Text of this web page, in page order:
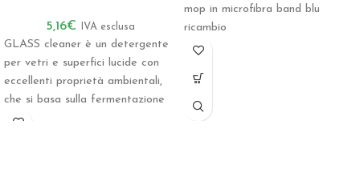
5,16€ IVA esclusa
GLASS cleaner è un detergente
per vetri e superfici lucide con
eccellenti proprietà ambientali,
che si basa sulla fermentazione
dell’etanolo. Rispettando i cicli
mop in microfibra band blu
ricambio